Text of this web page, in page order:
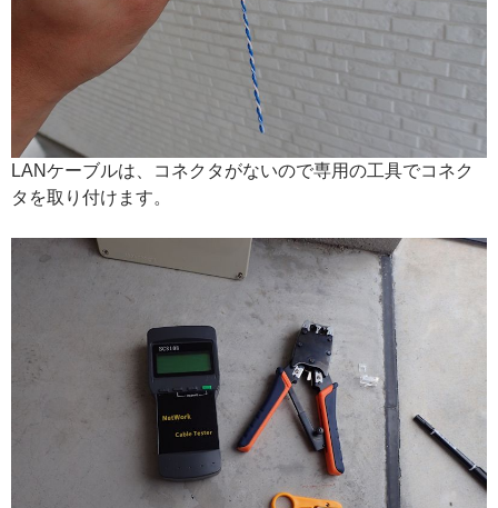
LANケーブルは、コネクタがないので専用の工具でコネク
タを取り付けます。